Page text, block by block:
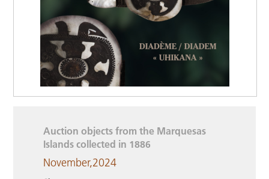
Auction objects from the Marquesas
Islands collected in 1886
November,2024